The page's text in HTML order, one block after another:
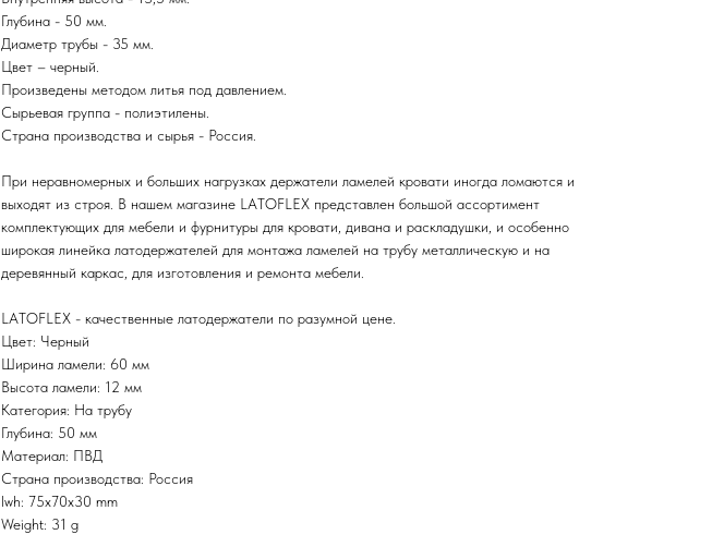
Глубина - 50 мм.
Диаметр трубы - 35 мм.
Цвет – черный.
Произведены методом литья под давлением.
Сырьевая группа - полиэтилены.
Страна производства и сырья - Россия.
При неравномерных и больших нагрузках держатели ламелей кровати иногда ломаются и
выходят из строя. В нашем магазине LATOFLEX представлен большой ассортимент
комплектующих для мебели и фурнитуры для кровати, дивана и раскладушки, и особенно
широкая линейка латодержателей для монтажа ламелей на трубу металлическую и на
деревянный каркас, для изготовления и ремонта мебели.
LATOFLEX - качественные латодержатели по разумной цене.
Цвет: Черный
Ширина ламели: 60 мм
Высота ламели: 12 мм
Категория: На трубу
Глубина: 50 мм
Материал: ПВД
Страна производства: Россия
lwh: 75x70x30 mm
Weight: 31 g